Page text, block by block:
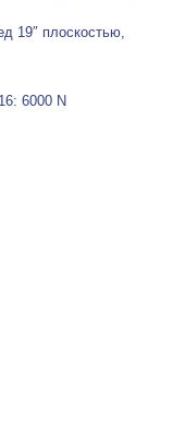
19″ плоскостью,
6000 N